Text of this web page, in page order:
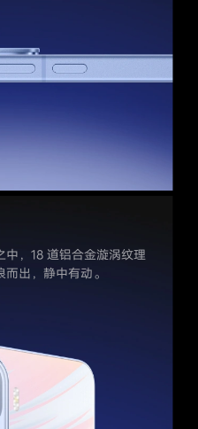
， 18 道铝合金漩涡纹理
出，静中有动。